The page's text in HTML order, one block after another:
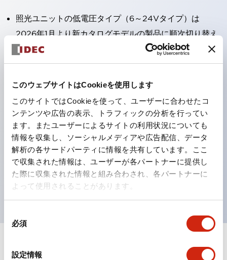
このウェブサイトはCookieを使用します
このサイトではCookieを使って、ユーザーに合わせたコ
ンテンツや広告の表示、トラフィックの分析を行ってい
ます。またユーザーによるサイトの利用状況についても
情報を収集し、ソーシャルメディアや広告配信、データ
解析の各サードパーティに情報を共有しています。ここ
で収集された情報は、ユーザーが各パートナーに提供し
た際に収集された情報と組み合わされ、各パートナーに
よって使用されることがあります。
必須
設定情報
照光ユニットの低電圧タイプ（6～24Vタイプ）は
2026年1月より新カタログモデルの製品に順次切り替え
予定
高電圧タイプのLED球が搭載可能になり、ダイレクト
タイプの定格使用電圧が最大240Vまで対応可能になり
丸形圧着端子の配線工数を大幅に削減。（パイロットラ
イトのダイレクトタイプを除く）
ひとつで6色の役をこなすLED球（LSRD球）。これま
で色ごとに分かれていたLED球を、1色のLED球で各色
を表現できるようにしました。
UL、CSA、TÜV、CCC認証品。
ドキュメントとファイル